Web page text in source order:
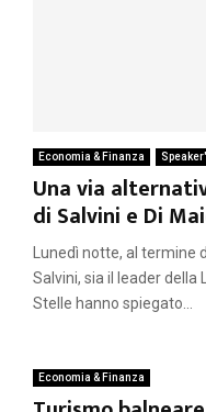
Economia & Finanza
Una via
di Salvini e Di
Lunedì notte, al termine
Salvini, sia il leader della
Stelle hanno spiegato...
Economia & Finanza